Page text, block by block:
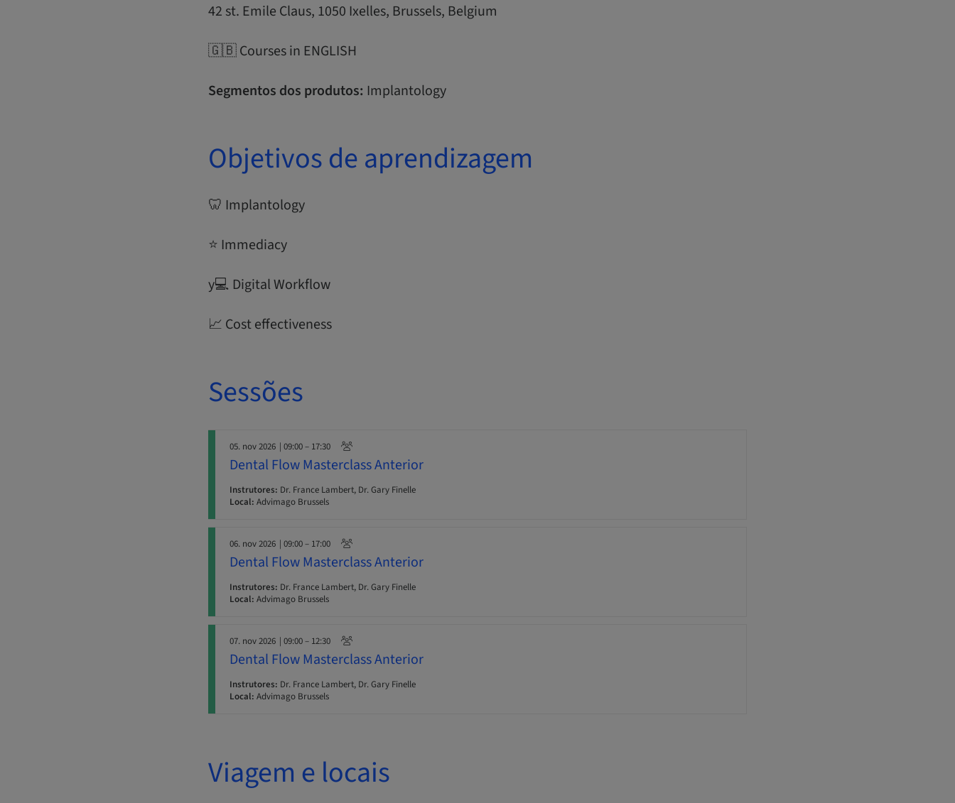
42 st. Emile Claus, 1050 Ixelles, Brussels, Belgium
🇬🇧 Courses in ENGLISH
Segmentos dos produtos: Implantology
Objetivos de aprendizagem
🦷 Implantology
⭐ Immediacy
y‍💻 Digital Workflow
📈 Cost effectiveness
Sessões
05. nov 2026 | 09:00 – 17:30
Dental Flow Masterclass Anterior
Instrutores: Dr. France Lambert, Dr. Gary Finelle
Local: Advimago Brussels
06. nov 2026 | 09:00 – 17:00
Dental Flow Masterclass Anterior
Instrutores: Dr. France Lambert, Dr. Gary Finelle
Local: Advimago Brussels
07. nov 2026 | 09:00 – 12:30
Dental Flow Masterclass Anterior
Instrutores: Dr. France Lambert, Dr. Gary Finelle
Local: Advimago Brussels
Viagem e locais